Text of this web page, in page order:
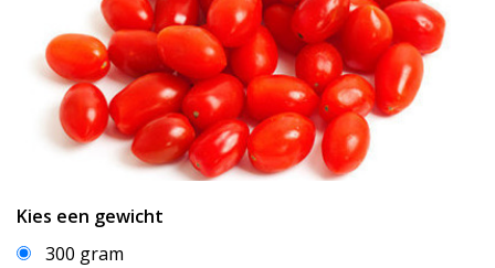
Kies een gewicht
300 gram